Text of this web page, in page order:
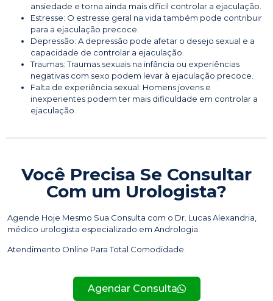
ansiedade e torna ainda mais difícil controlar a ejaculação.
Estresse: O estresse geral na vida também pode contribuir
para a ejaculação precoce.
Depressão: A depressão pode afetar o desejo sexual e a
capacidade de controlar a ejaculação.
Traumas: Traumas sexuais na infância ou experiências
negativas com sexo podem levar à ejaculação precoce.
Falta de experiência sexual: Homens jovens e
inexperientes podem ter mais dificuldade em controlar a
ejaculação.
Você Precisa Se Consultar
Com um Urologista?
Agende Hoje Mesmo Sua Consulta com o Dr. Lucas Alexandria,
médico urologista especializado em Andrologia.
Atendimento Online Para Total Comodidade.
Agendar Consulta